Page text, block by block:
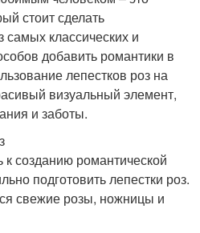
стоит сделать
классических и
добавить романтики в
лепестков роз на
визуальный элемент,
и заботы.
к созданию романтической
подготовить лепестки роз.
свежие розы, ножницы и